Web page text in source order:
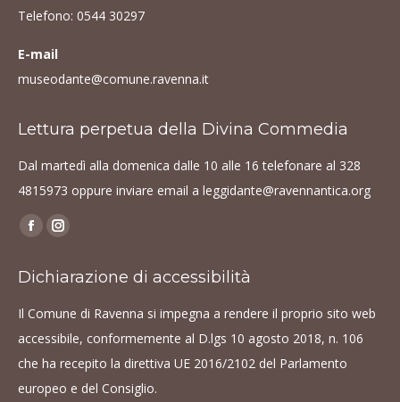
Telefono: 0544 30297
E-mail
museodante@comune.ravenna.it
Lettura perpetua della Divina Commedia
Dal martedì alla domenica dalle 10 alle 16 telefonare al 328
4815973 oppure inviare email a leggidante@ravennantica.org
Find us on:
Facebook
opens
Instagram
opens
Dichiarazione di accessibilità
Il Comune di Ravenna si impegna a rendere il proprio sito web
accessibile, conformemente al D.lgs 10 agosto 2018, n. 106
che ha recepito la direttiva UE 2016/2102 del Parlamento
europeo e del Consiglio.